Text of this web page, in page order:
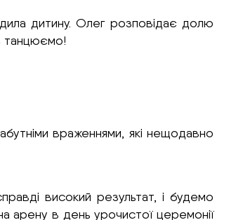
дитину. Олег розповідає долю
танцюємо!
враженнями, які нещодавно
високий результат, і будемо
арену в день урочистої церемонії